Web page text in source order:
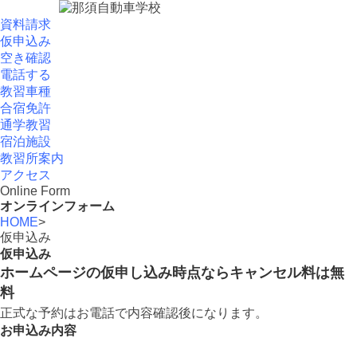
資料請求
仮申込み
空き確認
電話する
教習車種
合宿免許
通学教習
宿泊施設
教習所案内
アクセス
Online Form
オンラインフォーム
HOME>
仮申込み
仮申込み
ホームページの仮申し込み時点ならキャンセル料は無
料
正式な予約はお電話で内容確認後になります。
お申込み内容